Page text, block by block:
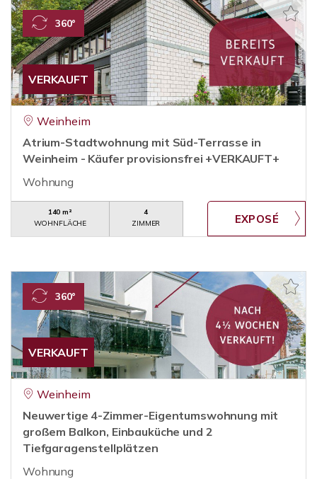
VERKAUFT
360°
Weinheim
Atrium-Stadtwohnung mit Süd-Terrasse in
Weinheim - Käufer provisionsfrei +VERKAUFT+
Wohnung
140 m²
WOHNFLÄCHE
4
ZIMMER
VERKAUFT
360°
Weinheim
Neuwertige 4-Zimmer-Eigentumswohnung mit
großem Balkon, Einbauküche und 2
Tiefgaragenstellplätzen
Wohnung